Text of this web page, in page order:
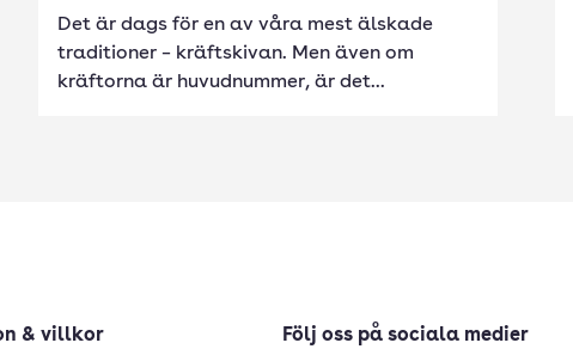
Det är dags för en av våra mest älskade
traditioner – kräftskivan. Men även om
kräftorna är huvudnummer, är det...
& villkor Följ oss på sociala medier